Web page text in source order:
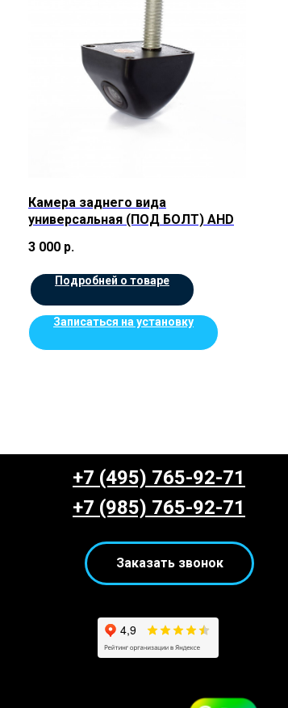
Камера заднего вида
универсальная (ПОД БОЛТ) AHD
3 000 р.
Подробней о товаре
Записаться на установку
+7 (495) 765-92-71
+7 (985) 765-92-71
Заказать звонок